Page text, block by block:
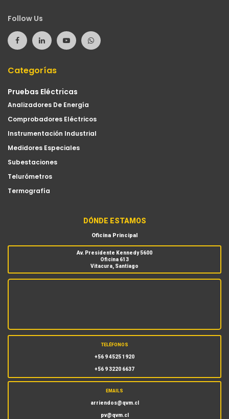
Follow Us
Categorías
Pruebas Eléctricas
Analizadores De Energía
Comprobadores Eléctricos
Instrumentación Industrial
Medidores Especiales
Subestaciones
Telurómetros
Termografía
DÓNDE ESTAMOS
Oficina Principal
Av. Presidente Kennedy 5600
Oficina 613
Vitacura, Santiago
TELÉFONOS
+56 9 4525 1920
+56 9 3220 6637
EMAILS
arriendos@qvm.cl
pv@qvm.cl